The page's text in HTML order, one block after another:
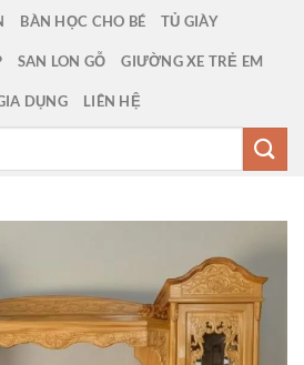
BÀN HỌC CHO BÉ TỦ GIÀY
SAN LON GỖ GIƯỜNG XE TRẺ EM
DỤNG LIÊN HỆ